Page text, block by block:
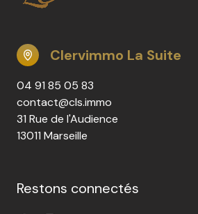
Clervimmo La Suite
04 91 85 05 83
contact@cls.immo
31 Rue de l'Audience
13011 Marseille
Restons connectés